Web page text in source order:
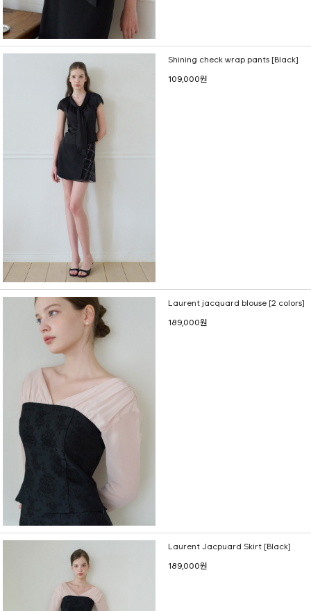
Shining check wrap pants [Black]
109,000원
Laurent jacquard blouse [2 colors]
189,000원
Laurent Jacpuard Skirt [Black]
189,000원